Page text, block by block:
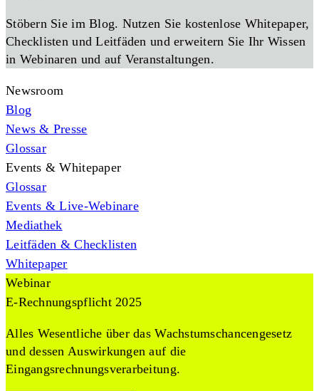
Stöbern Sie im Blog. Nutzen Sie kostenlose Whitepaper,
Checklisten und Leitfäden und erweitern Sie Ihr Wissen
in Webinaren und auf Veranstaltungen.
Newsroom
Blog
News & Presse
Glossar
Events & Whitepaper
Glossar
Events & Live-Webinare
Mediathek
Leitfäden & Checklisten
Whitepaper
Webinar
E-Rechnungspflicht 2025
Alles Wesentliche über das Wachstumschancengesetz
und dessen Auswirkungen auf die
Eingangsrechnungsverarbeitung.